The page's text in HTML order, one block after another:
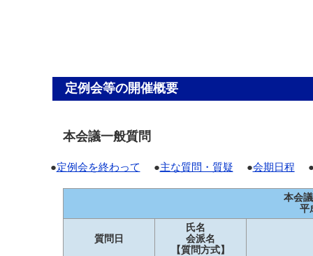
定例会等の開催概要
本会議一般質問
●定例会を終わって ●主な質問・質疑 ●会期日程 ●
本会
平
質問日
氏名
会派名
【質問方式】